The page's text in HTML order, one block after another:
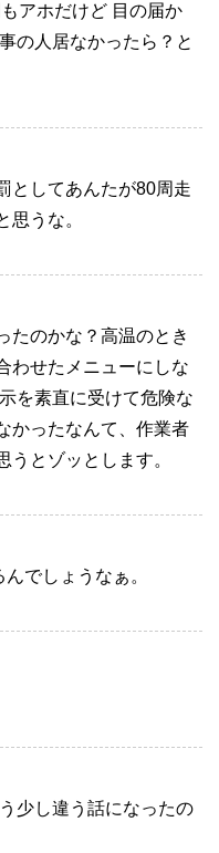
アホだけど 目の届か
の人居なかったら？と
としてあんたが80周走
思うな。
たのかな？高温のとき
わせたメニューにしな
を素直に受けて危険な
かったなんて、作業者
とゾッとします。
でしょうなぁ。
少し違う話になったの